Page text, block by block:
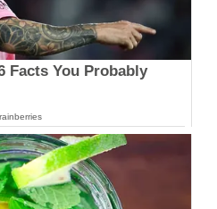
Facts You Probably